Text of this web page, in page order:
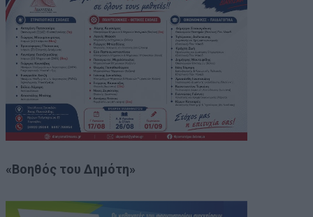
«Βοηθός του Δημότη»